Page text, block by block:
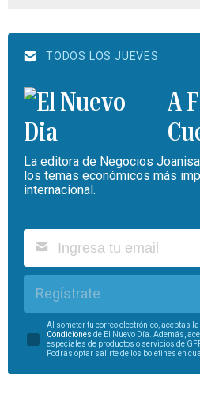
TODOS LOS JUEVES
A
La editora de Negocios
los temas económicos más
internacional.
Regístrate
Al someter tu correo electrónico, aceptas la
Condiciones de El Nuevo Día. Además,
especiales de productos o servicios de
Podrás optar salirte de los boletines en